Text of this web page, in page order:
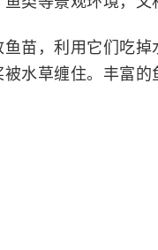
苗，利用它们吃
水草缠住。丰富